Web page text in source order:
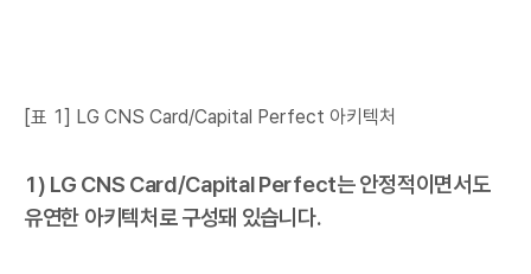
[표 1] LG CNS Card/Capital Perfect 아키텍처
1) LG CNS Card/Capital Perfect는 안정적이면서도
유연한 아키텍처로 구성돼 있습니다.